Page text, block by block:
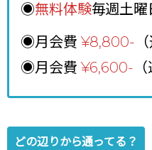
◉無料体験毎週土曜
◉月会費 ¥8,800-
◉月会費 ¥6,600-
どの辺りから通ってる？